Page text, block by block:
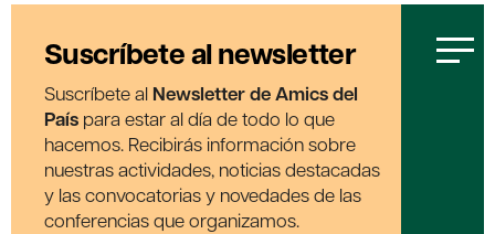
Suscríbete al newsletter
Suscríbete al Newsletter de Amics del
País para estar al día de todo lo que
hacemos. Recibirás información sobre
nuestras actividades, noticias destacadas
y las convocatorias y novedades de las
conferencias que organizamos.